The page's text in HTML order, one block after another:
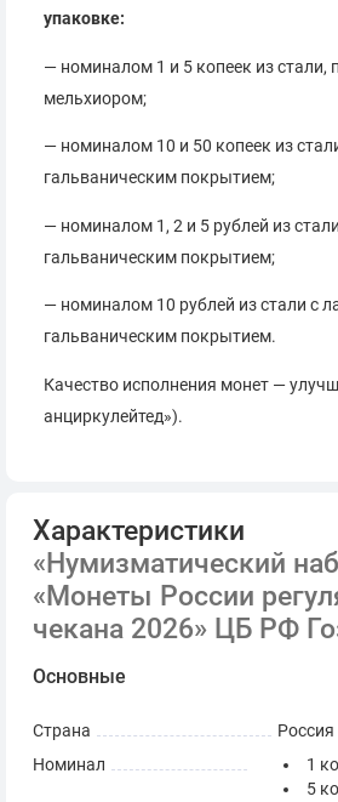
упаковке:
— номиналом 1 и 5 копеек из стали,
мельхиором;
— номиналом 10 и 50 копеек из
гальваническим покрытием;
— номиналом 1, 2 и 5 рублей из
гальваническим покрытием;
— номиналом 10 рублей из стали с
гальваническим покрытием.
Качество исполнения монет —
анциркулейтед»).
Характеристики
«Нумизматический
«Монеты России
чекана 2026» ЦБ РФ
Основные
Страна
Россия
Номинал
1
5